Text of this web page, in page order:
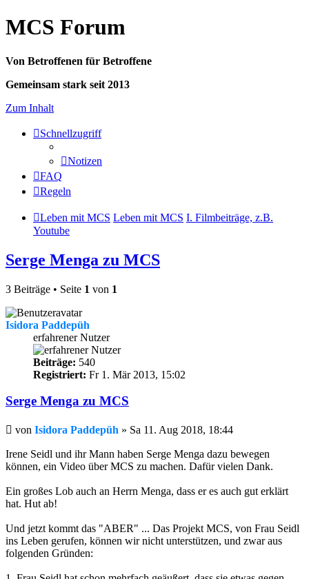
MCS Forum
Von Betroffenen für Betroffene
Gemeinsam stark seit 2013
Zum Inhalt
Schnellzugriff
Notizen
FAQ
Regeln
Leben mit MCS Leben mit MCS I. Filmbeiträge, z.B.
Youtube
Serge Menga zu MCS
3 Beiträge • Seite 1 von 1
Isidora Paddepüh
erfahrener Nutzer
Beiträge: 540
Registriert: Fr 1. Mär 2013, 15:02
Serge Menga zu MCS
Beitrag
von Isidora Paddepüh » Sa 11. Aug 2018, 18:44
Irene Seidl und ihr Mann haben Serge Menga dazu bewegen
können, ein Video über MCS zu machen. Dafür vielen Dank.
Ein großes Lob auch an Herrn Menga, dass er es auch gut erklärt
hat. Hut ab!
Und jetzt kommt das "ABER" ... Das Projekt MCS, von Frau Seidl
ins Leben gerufen, können wir nicht unterstützen, und zwar aus
folgenden Gründen: